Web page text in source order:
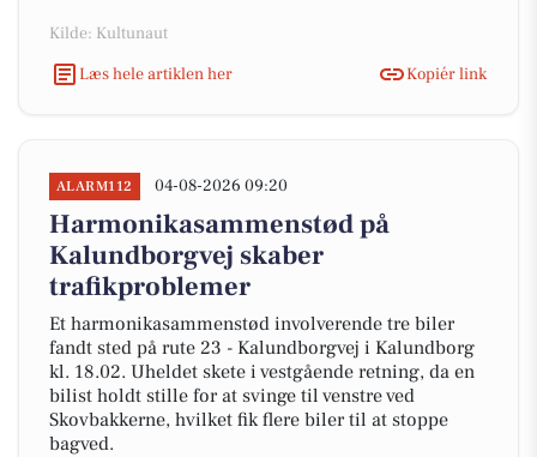
Kilde: Kultunaut
Læs hele artiklen her
Kopiér link
ALARM112 04-08-2026 09:20
Harmonikasammenstød på
Kalundborgvej skaber
trafikproblemer
Et harmonikasammenstød involverende tre biler
fandt sted på rute 23 - Kalundborgvej i Kalundborg
kl. 18.02. Uheldet skete i vestgående retning, da en
bilist holdt stille for at svinge til venstre ved
Skovbakkerne, hvilket fik flere biler til at stoppe
bagved.